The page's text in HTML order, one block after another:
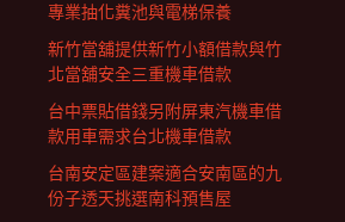
專業抽化糞池與電梯保養
新竹當舖提供新竹小額借款與竹
北當舖安全三重機車借款
台中票貼借錢另附屏東汽機車借
款用車需求台北機車借款
台南安定區建案適合安南區的九
份子透天挑選南科預售屋